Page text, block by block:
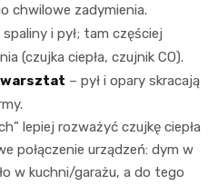
chwilowe zadymienia.
i pył; tam częściej
(czujka ciepła, czujnik CO).
– pył i opary skracają
lepiej rozważyć czujkę ciepła
połączenie urządzeń: dym w
w kuchni/garażu, a do tego